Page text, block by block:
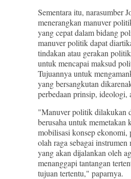
Sementara itu, narasumber
menerangkan manuver
yang cepat dalam bidang
manuver politik dapat
tindakan atau gerakan
untuk mencapai maksud
Tujuannya untuk
yang bersangkutan
perbedaan prinsip, ideologi,
"Manuver politik dilakukan
berusaha untuk memetakan
mobilisasi konsep ekonomi,
olah raga sebagai
yang akan dijalankan oleh
menanggapi tantangan
tujuan tertentu," paparnya.